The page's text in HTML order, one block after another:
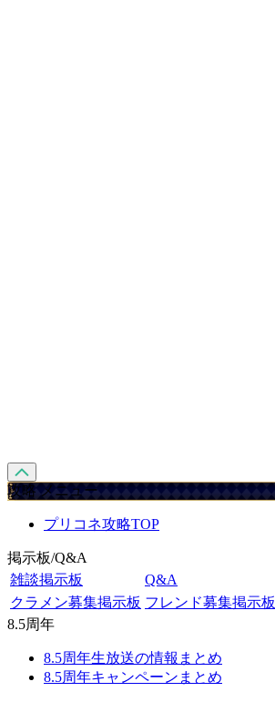
攻略 メニュー
プリコネ攻略TOP
掲示板/Q&A
雑談掲示板
Q&A
クラメン募集掲示板 フレンド募集掲示板
8.5周年
8.5周年生放送の情報まとめ
8.5周年キャンペーンまとめ